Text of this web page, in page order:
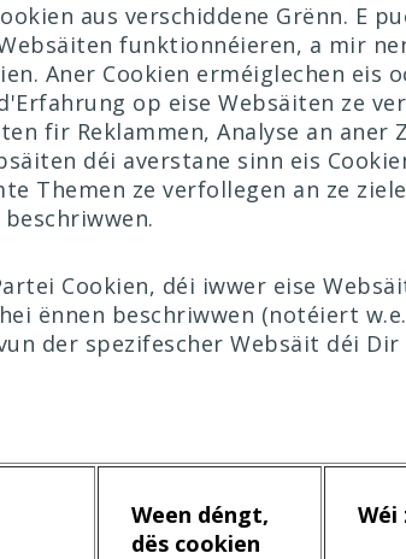
aus verschiddene Grënn. E
funktionnéieren, a mir
Aner Cookien erméiglechen eis
op eise Websäiten ze
fir Reklammen, Analyse an aner
déi averstane sinn eis
Themen ze verfollegen an ze
Cookien, déi iwwer eise
ënnen beschriwwen (notéiert
der spezifescher Websäit déi Dir
Ween déngt,
dës cookien
Wéi